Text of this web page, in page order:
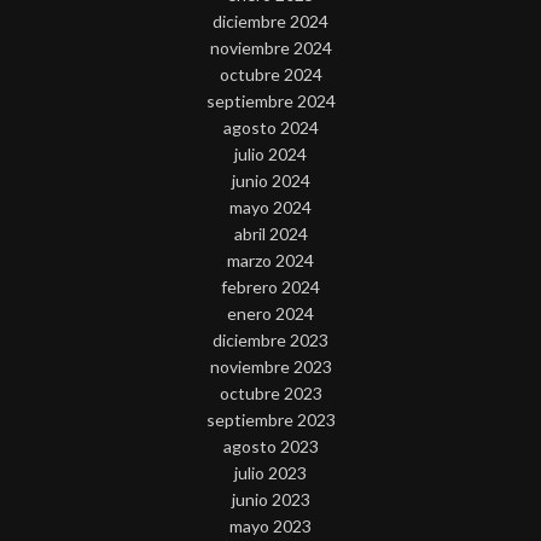
diciembre 2024
noviembre 2024
octubre 2024
septiembre 2024
agosto 2024
julio 2024
junio 2024
mayo 2024
abril 2024
marzo 2024
febrero 2024
enero 2024
diciembre 2023
noviembre 2023
octubre 2023
septiembre 2023
agosto 2023
julio 2023
junio 2023
mayo 2023